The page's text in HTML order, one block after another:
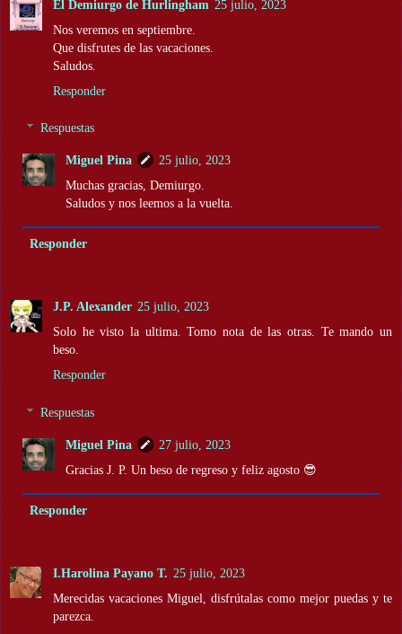
El Demiurgo de Hurlingham 25 julio, 2023
Nos veremos en septiembre.
Que disfrutes de las vacaciones.
Saludos.
Responder
Respuestas
Miguel Pina
25 julio, 2023
Muchas gracias, Demiurgo.
Saludos y nos leemos a la vuelta.
Responder
J.P. Alexander 25 julio, 2023
Solo he visto la ultima. Tomo nota de las otras. Te mando un
beso.
Responder
Respuestas
Miguel Pina
27 julio, 2023
Gracias J. P. Un beso de regreso y feliz agosto 😎
Responder
I.Harolina Payano T. 25 julio, 2023
Merecidas vacaciones Miguel, disfrútalas como mejor puedas y te
parezca.